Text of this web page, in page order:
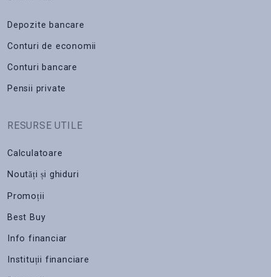
Depozite bancare
Conturi de economii
Conturi bancare
Pensii private
RESURSE UTILE
Calculatoare
Noutăți și ghiduri
Promoții
Best Buy
Info financiar
Instituții financiare